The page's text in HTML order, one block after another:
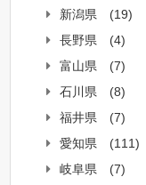
新潟県
(19)
長野県
(4)
富山県
(7)
石川県
(8)
福井県
(7)
愛知県
(111)
岐阜県
(7)